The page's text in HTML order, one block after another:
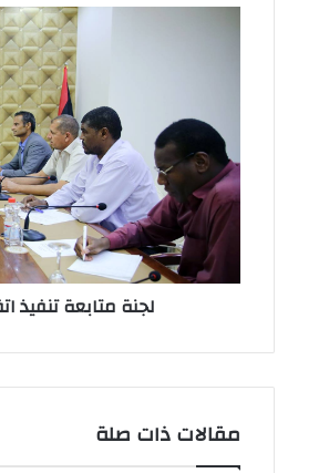
ر
و
لجنة متابعة تنفيذ
مقالات ذات صلة